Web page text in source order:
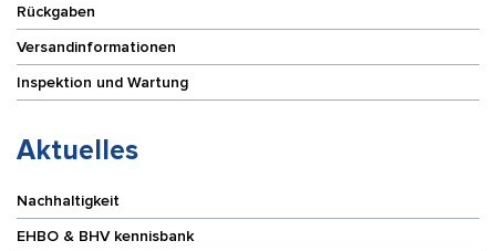
Rückgaben
Versandinformationen
Inspektion und Wartung
Aktuelles
Nachhaltigkeit
EHBO & BHV kennisbank